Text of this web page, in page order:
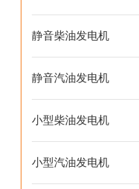
静音柴油发电机
静音汽油发电机
小型柴油发电机
小型汽油发电机